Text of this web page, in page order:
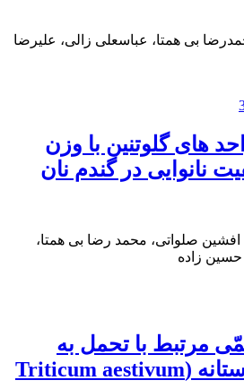
بی همتا، عباسعلی زالی، علیرضا
های گلوتنین با وزن
نانوایی در گندم نان
صلواتی، محمد رضا بی همتا،
حسین زاده
مرتبط با تحمل به
سرما در گندم زمستانه (Triticum aestivum